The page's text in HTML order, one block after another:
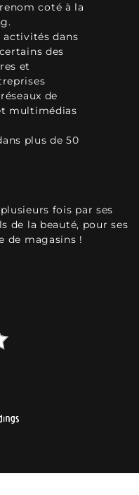
coté à la
activités dans
des
et
de
multimédias
plus de 50
fois par ses
de la beauté, pour ses
de magasins !